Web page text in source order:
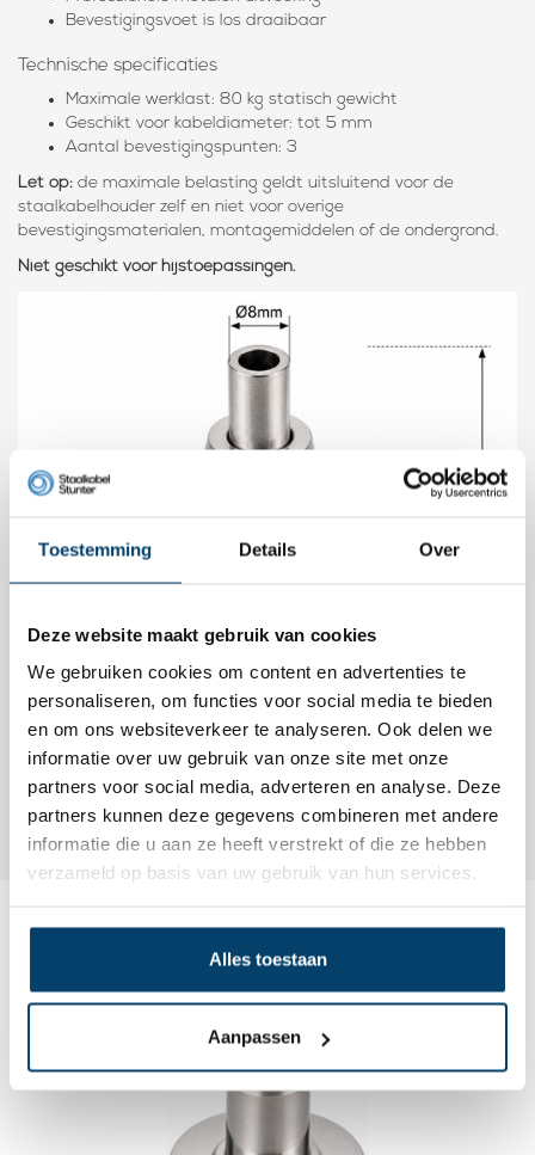
Toestemming Details Over
Deze website maakt gebruik van cookies
We gebruiken cookies om content en advertenties te
personaliseren, om functies voor social media te bieden
en om ons websiteverkeer te analyseren. Ook delen we
informatie over uw gebruik van onze site met onze
partners voor social media, adverteren en analyse. Deze
partners kunnen deze gegevens combineren met andere
informatie die u aan ze heeft verstrekt of die ze hebben
verzameld op basis van uw gebruik van hun services.
Alles toestaan
Aanpassen
Bevestigingsvoet is los draaibaar
Technische specificaties
Maximale werklast: 80 kg statisch gewicht
Geschikt voor kabeldiameter: tot 5 mm
Aantal bevestigingspunten: 3
Let op: de maximale belasting geldt uitsluitend voor de
staalkabelhouder zelf en niet voor overige
bevestigingsmaterialen, montagemiddelen of de ondergrond.
Niet geschikt voor hijstoepassingen.
Dit wordt ‘m